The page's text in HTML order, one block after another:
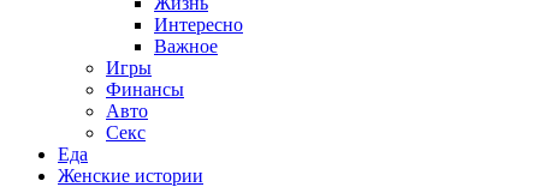
Интересно
Важное
Игры
Финансы
Авто
Секс
Еда
Женские истории